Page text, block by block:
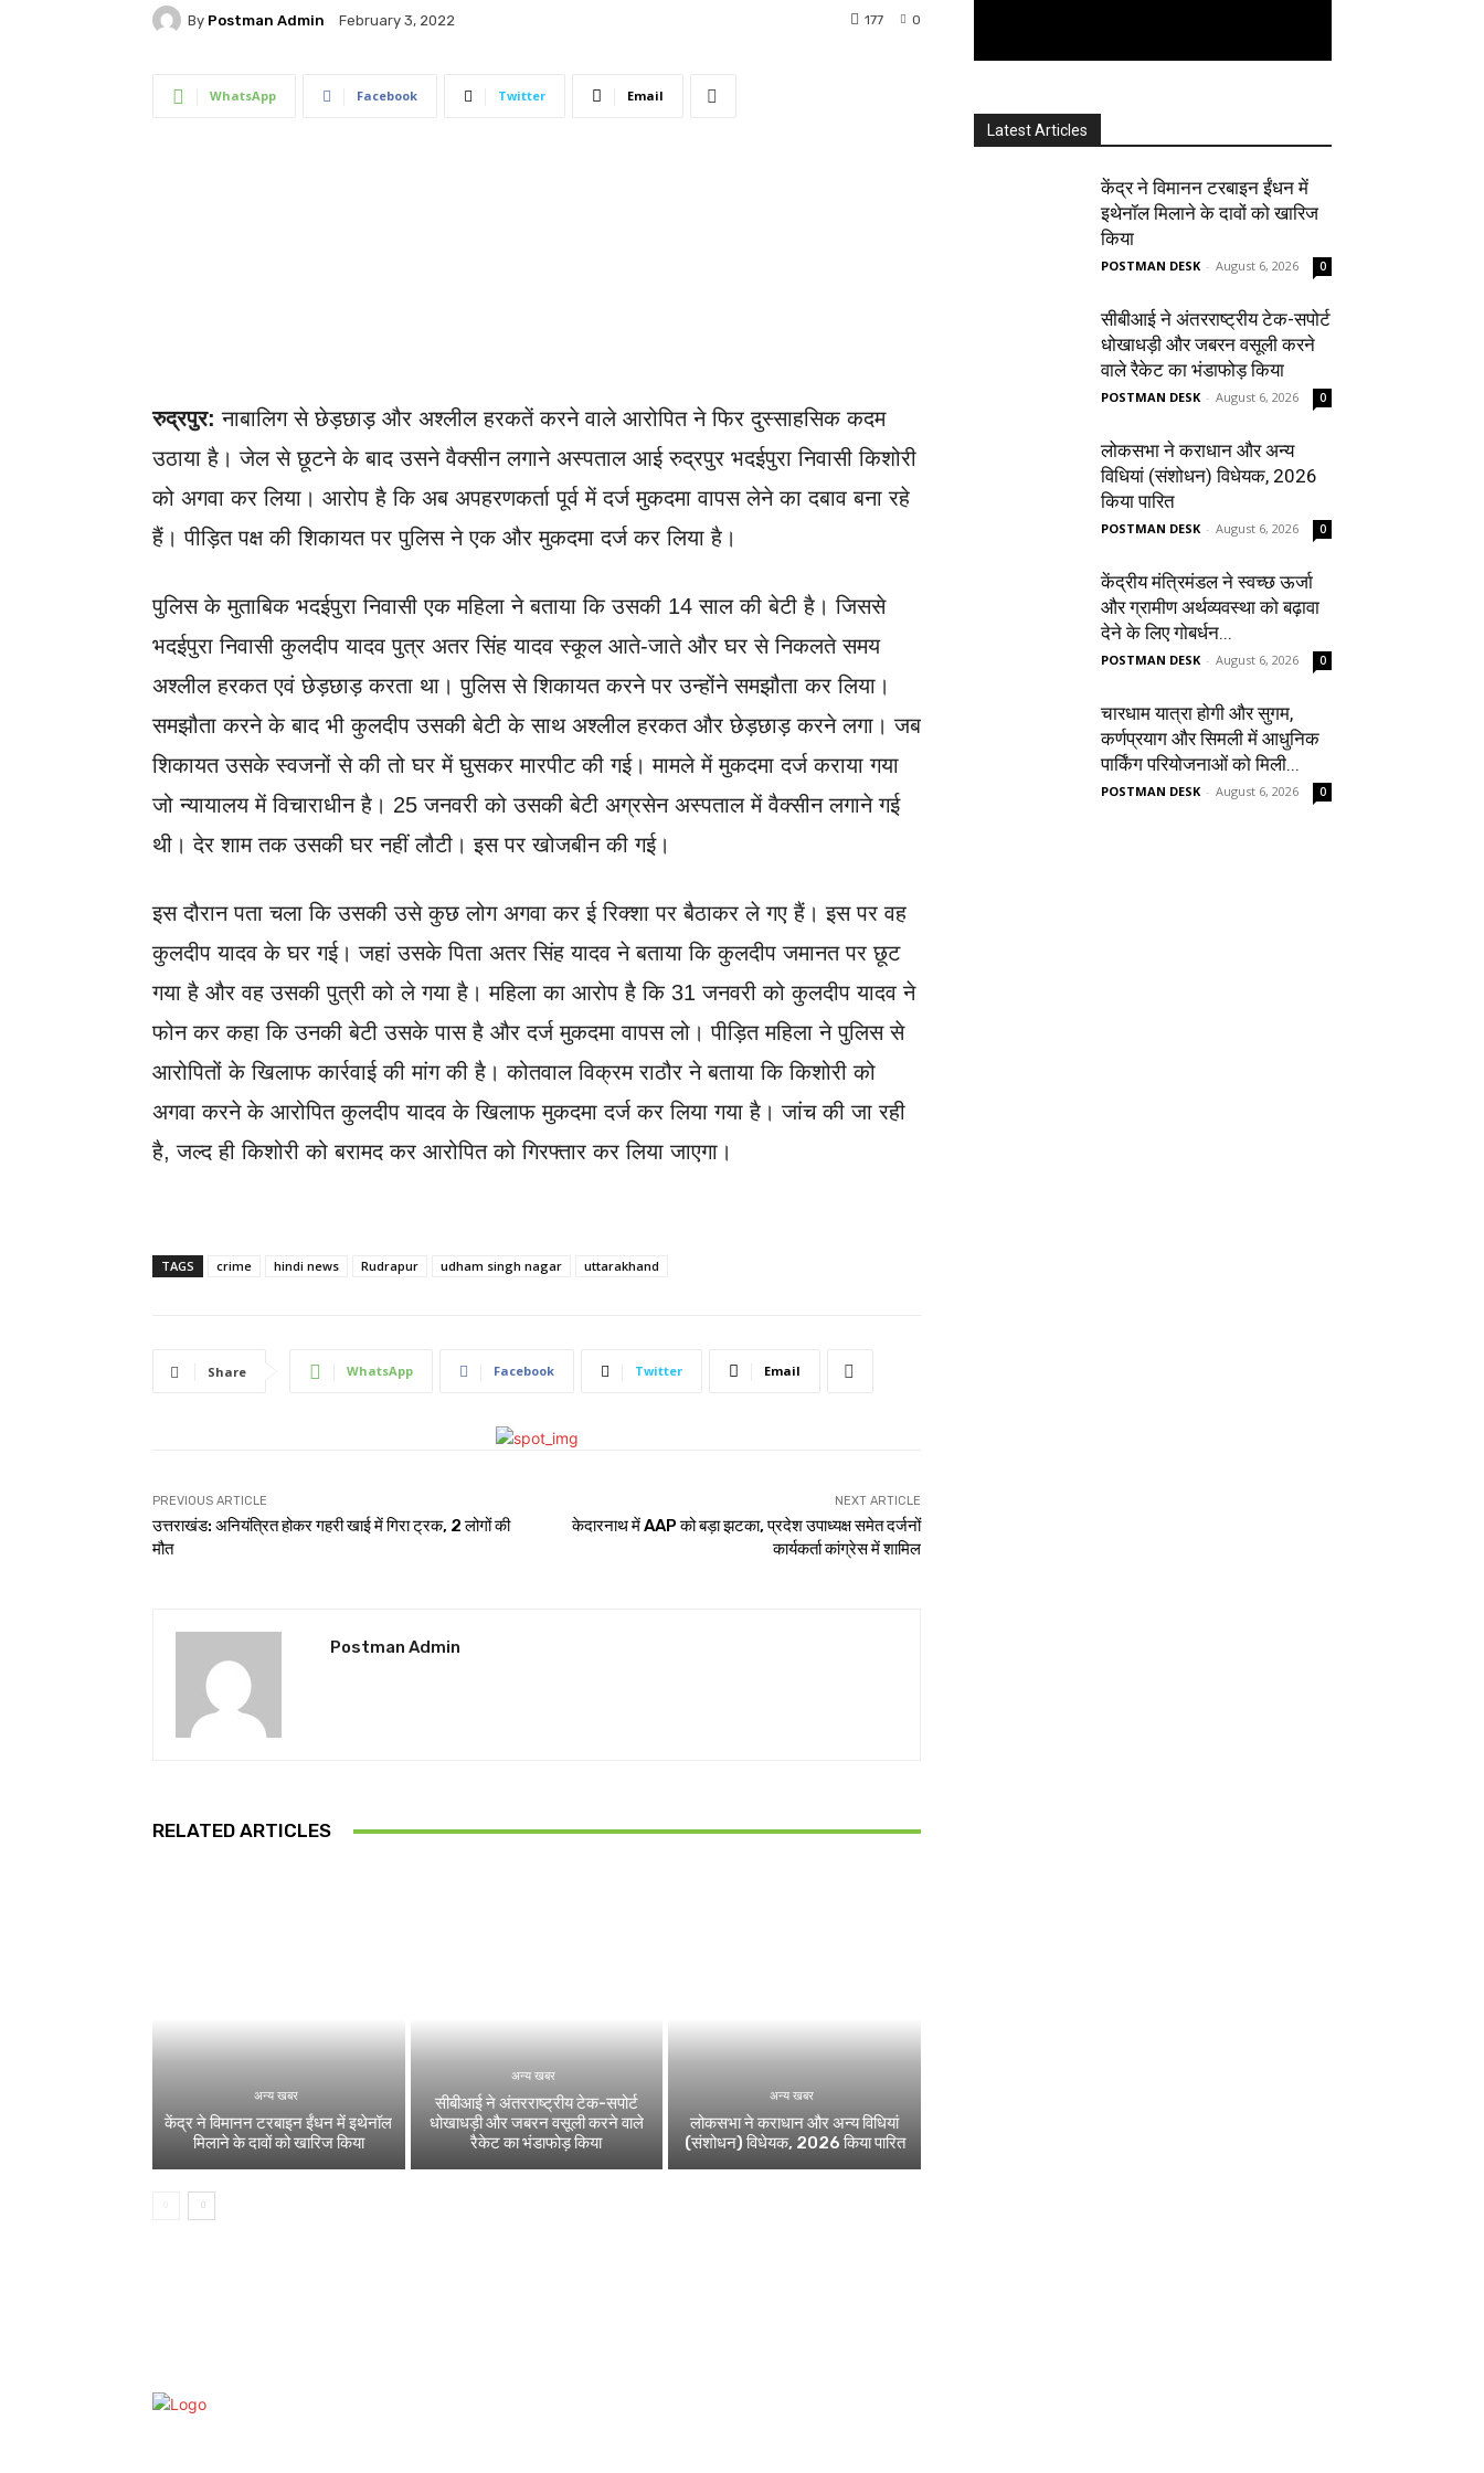
By Postman Admin February 3, 2022 0
177
WhatsApp Facebook Twitter Email
रुद्रपुर:नाबालिग से छेड़छाड़ और अश्लील हरकतें करने वाले आरोपित ने फिर दुस्साहसिक कदम
उठाया है। जेल से छूटने के बाद उसने वैक्सीन लगाने अस्पताल आई रुद्रपुर भदईपुरा निवासी किशोरी
को अगवा कर लिया। आरोप है कि अब अपहरणकर्ता पूर्व में दर्ज मुकदमा वापस लेने का दबाव बना रहे
हैं। पीड़ित पक्ष की शिकायत पर पुलिस ने एक और मुकदमा दर्ज कर लिया है।
पुलिस के मुताबिक भदईपुरा निवासी एक महिला ने बताया कि उसकी 14 साल की बेटी है। जिससे
भदईपुरा निवासी कुलदीप यादव पुत्र अतर सिंह यादव स्कूल आते-जाते और घर से निकलते समय
अश्लील हरकत एवं छेड़छाड़ करता था। पुलिस से शिकायत करने पर उन्होंने समझौता कर लिया।
समझौता करने के बाद भी कुलदीप उसकी बेटी के साथ अश्लील हरकत और छेड़छाड़ करने लगा। जब
शिकायत उसके स्वजनों से की तो घर में घुसकर मारपीट की गई। मामले में मुकदमा दर्ज कराया गया
जो न्यायालय में विचाराधीन है। 25 जनवरी को उसकी बेटी अग्रसेन अस्पताल में वैक्सीन लगाने गई
थी। देर शाम तक उसकी घर नहीं लौटी। इस पर खोजबीन की गई।
इस दौरान पता चला कि उसकी उसे कुछ लोग अगवा कर ई रिक्शा पर बैठाकर ले गए हैं। इस पर वह
कुलदीप यादव के घर गई। जहां उसके पिता अतर सिंह यादव ने बताया कि कुलदीप जमानत पर छूट
गया है और वह उसकी पुत्री को ले गया है। महिला का आरोप है कि 31 जनवरी को कुलदीप यादव ने
फोन कर कहा कि उनकी बेटी उसके पास है और दर्ज मुकदमा वापस लो। पीड़ित महिला ने पुलिस से
आरोपितों के खिलाफ कार्रवाई की मांग की है। कोतवाल विक्रम राठौर ने बताया कि किशोरी को
अगवा करने के आरोपित कुलदीप यादव के खिलाफ मुकदमा दर्ज कर लिया गया है। जांच की जा रही
है, जल्द ही किशोरी को बरामद कर आरोपित को गिरफ्तार कर लिया जाएगा।
TAGS crime hindi news Rudrapur udham singh nagar uttarakhand
Share WhatsApp Facebook Twitter Email
PREVIOUS ARTICLE
उत्तराखंड: अनियंत्रित होकर गहरी खाई में गिरा ट्रक, 2 लोगों की
मौत
NEXT ARTICLE
केदारनाथ में AAP को बड़ा झटका, प्रदेश उपाध्यक्ष समेत दर्जनों
कार्यकर्ता कांग्रेस में शामिल
Postman Admin
RELATED ARTICLES
अन्य खबर
केंद्र ने विमानन टरबाइन ईंधन में इथेनॉल
मिलाने के दावों को खारिज किया
अन्य खबर
सीबीआई ने अंतरराष्ट्रीय टेक-सपोर्ट
धोखाधड़ी और जबरन वसूली करने वाले
रैकेट का भंडाफोड़ किया
अन्य खबर
लोकसभा ने कराधान और अन्य विधियां
(संशोधन) विधेयक, 2026 किया पारित
Latest Articles
केंद्र ने विमानन टरबाइन ईंधन में
इथेनॉल मिलाने के दावों को खारिज
किया
POSTMAN DESK - August 6, 2026 0
सीबीआई ने अंतरराष्ट्रीय टेक-सपोर्ट
धोखाधड़ी और जबरन वसूली करने
वाले रैकेट का भंडाफोड़ किया
POSTMAN DESK - August 6, 2026 0
लोकसभा ने कराधान और अन्य
विधियां (संशोधन) विधेयक, 2026
किया पारित
POSTMAN DESK - August 6, 2026 0
केंद्रीय मंत्रिमंडल ने स्वच्छ ऊर्जा
और ग्रामीण अर्थव्यवस्था को बढ़ावा
देने के लिए गोबर्धन...
POSTMAN DESK - August 6, 2026 0
चारधाम यात्रा होगी और सुगम,
कर्णप्रयाग और सिमली में आधुनिक
पार्किंग परियोजनाओं को मिली...
POSTMAN DESK - August 6, 2026 0